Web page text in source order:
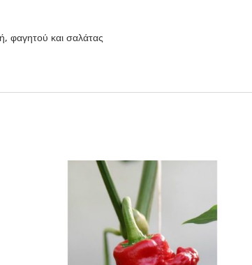
φαγητού και σαλάτας